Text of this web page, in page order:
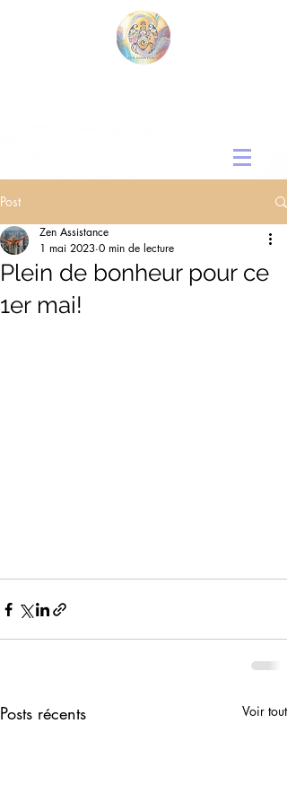
Post
Plein de bonheur pour ce
1er mai!
Zen Assistance
1 mai 2023 0 min de lecture
Posts récents Voir tout